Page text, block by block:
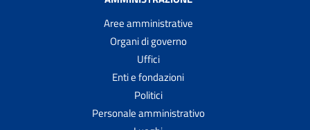
Aree amministrative
Organi di governo
Uffici
Enti e fondazioni
Politici
Personale amministrativo